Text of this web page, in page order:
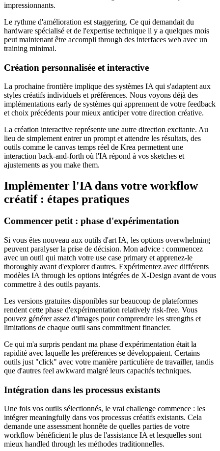
impressionnants.
Le rythme d'amélioration est staggering. Ce qui demandait du
hardware spécialisé et de l'expertise technique il y a quelques mois
peut maintenant être accompli through des interfaces web avec un
training minimal.
Création personnalisée et interactive
La prochaine frontière implique des systèmes IA qui s'adaptent aux
styles créatifs individuels et préférences. Nous voyons déjà des
implémentations early de systèmes qui apprennent de votre feedback
et choix précédents pour mieux anticiper votre direction créative.
La création interactive représente une autre direction excitante. Au
lieu de simplement entrer un prompt et attendre les résultats, des
outils comme le canvas temps réel de Krea permettent une
interaction back-and-forth où l'IA répond à vos sketches et
ajustements as you make them.
Implémenter l'IA dans votre workflow
créatif : étapes pratiques
Commencer petit : phase d'expérimentation
Si vous êtes nouveau aux outils d'art IA, les options overwhelming
peuvent paralyser la prise de décision. Mon advice : commencez
avec un outil qui match votre use case primary et apprenez-le
thoroughly avant d'explorer d'autres. Expérimentez avec différents
modèles IA through les options intégrées de X-Design avant de vous
commettre à des outils payants.
Les versions gratuites disponibles sur beaucoup de plateformes
rendent cette phase d'expérimentation relatively risk-free. Vous
pouvez générer assez d'images pour comprendre les strengths et
limitations de chaque outil sans commitment financier.
Ce qui m'a surpris pendant ma phase d'expérimentation était la
rapidité avec laquelle les préférences se développaient. Certains
outils just "click" avec votre manière particulière de travailler, tandis
que d'autres feel awkward malgré leurs capacités techniques.
Intégration dans les processus existants
Une fois vos outils sélectionnés, le vrai challenge commence : les
intégrer meaningfully dans vos processus créatifs existants. Cela
demande une assessment honnête de quelles parties de votre
workflow bénéficient le plus de l'assistance IA et lesquelles sont
mieux handled through les méthodes traditionnelles.